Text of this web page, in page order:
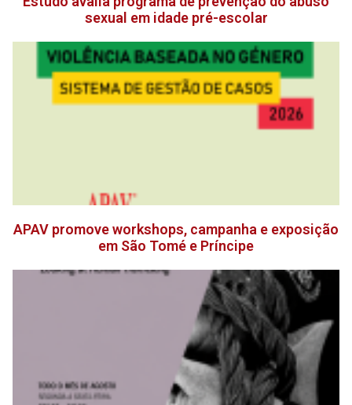
sexual em idade pré-escolar
APAV promove workshops, campanha e exposição
em São Tomé e Príncipe